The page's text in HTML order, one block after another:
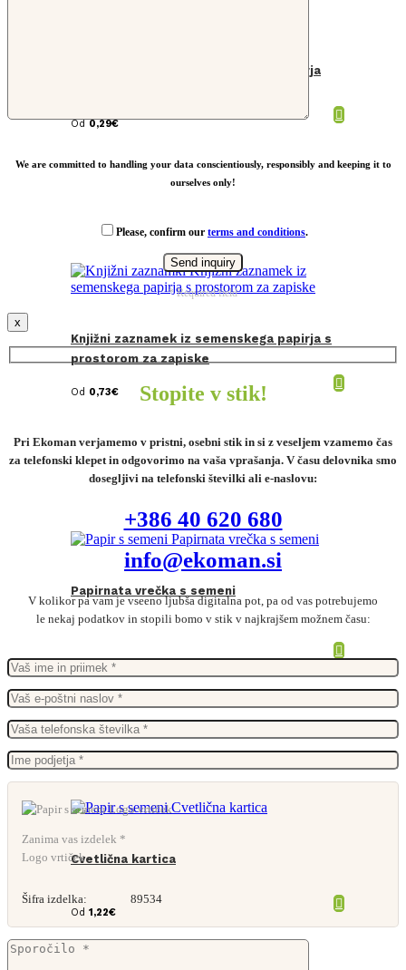
Knjižni zaznamek iz semenskega papirja
Od 0,29€
Knjižni zaznamek iz semenskega papirja s
prostorom za zapiske
Od 0,73€
Papirnata vrečka s semeni
Cvetlična kartica
Od 1,22€
We are committed to handling your data conscientiously, responsibly and keeping it to
ourselves only!
Please, confirm our terms and conditions.
* Required field
x
Stopite v stik!
Pri Ekoman verjamemo v pristni, osebni stik in si z veseljem vzamemo čas
za telefonski klepet in odgovorimo na vaša vprašanja. V času delovnika smo
dosegljivi na telefonski številki ali e-naslovu:
+386 40 620 680
info@ekoman.si
V kolikor pa vam je vseeno ljubša digitalna pot, pa od vas potrebujemo
le nekaj podatkov in stopili bomo v stik v najkrajšem možnem času:
Zanima vas izdelek *
Logo vrtiček
Šifra izdelka: 89534